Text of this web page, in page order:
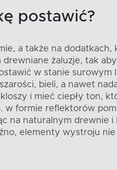
postawić?
a także na
żaluzje, tak
w stanie surowym
bieli, a nawet
i mieć ciepły ton,
formie reflektorów
na naturalnym drewnie
elementy wystroju